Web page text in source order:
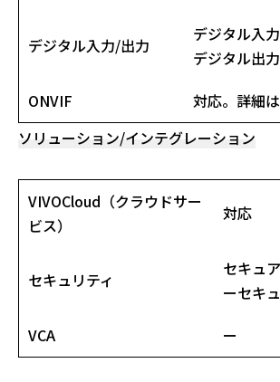
デジタル入力/出力
デジタル入
デジタル出
ONVIF
対応。詳細
ソリューション/インテグレーション
VIVOCloud（クラウドサー
ビス）
対応
セキュリティ
セキュ
ーセキ
VCA
ー